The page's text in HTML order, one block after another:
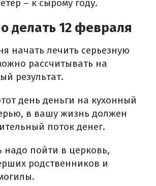
– к сырому году.
делать 12 февраля
начать лечить серьезную
рассчитывать на
результат.
день деньги на кухонный
в вашу жизнь должен
поток денег.
надо пойти в церковь,
родственников и